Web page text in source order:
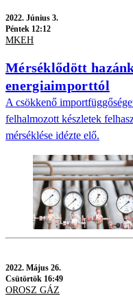
2022. Június 3.
Péntek 12:12
MKEH
Mérséklődött
energiaimporttól
A csökkenő
felhalmozott készletek
mérséklése idézte elő.
2022. Május 26.
Csütörtök 16:49
OROSZ GÁZ